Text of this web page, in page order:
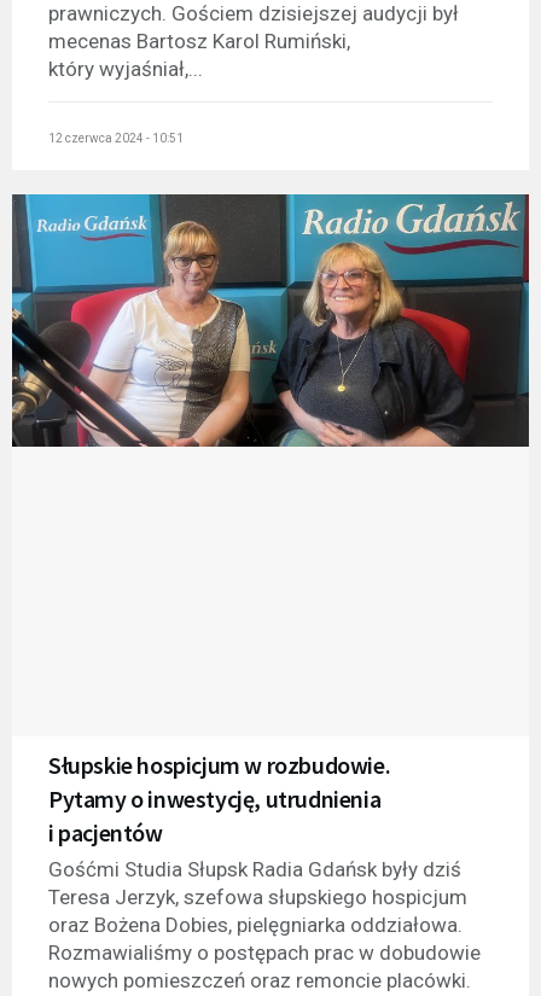
prawniczych. Gościem dzisiejszej audycji był
mecenas Bartosz Karol Rumiński,
który wyjaśniał,...
12 czerwca 2024 - 10:51
Słupskie hospicjum w rozbudowie.
Pytamy o inwestycję, utrudnienia
i pacjentów
Gośćmi Studia Słupsk Radia Gdańsk były dziś
Teresa Jerzyk, szefowa słupskiego hospicjum
oraz Bożena Dobies, pielęgniarka oddziałowa.
Rozmawialiśmy o postępach prac w dobudowie
nowych pomieszczeń oraz remoncie placówki.